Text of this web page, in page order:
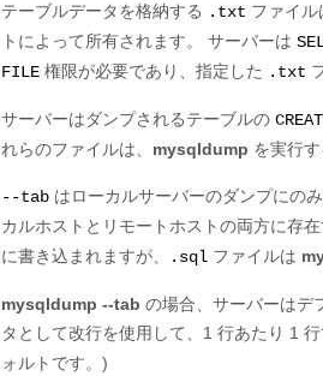
テーブルデータを格納する .txt ファイ
トによって所有されます。 サーバーは
FILE 権限が必要であり、指定した .txt
サーバーはダンプされるテーブルの
れらのファイルは、 mysqldump を実行
--tab はローカルサーバーのダンプにの
カルホストとリモートホストの両方に存在
に書き込まれますが、
.sql ファイルは
mysqldump --tab の場合、サーバーはデ
タとして改行を使用して、1 行あたり 1
ォルトです。)